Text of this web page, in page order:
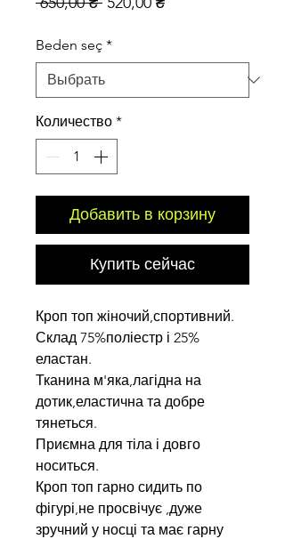
Beden seç *
Количество *
Добавить в корзину
Купить сейчас
Кроп топ жіночий,спортивний.
Склад 75%поліестр і 25%
еластан.
Тканина м'яка,лагідна на
дотик,еластична та добре
тянеться.
Приємна для тіла і довго
носиться.
Кроп топ гарно сидить по
фігурі,не просвічує ,дуже
зручний у носці та має гарну